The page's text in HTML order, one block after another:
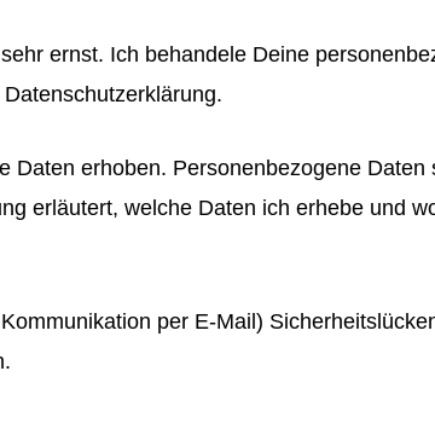
ernst. Ich behandele Deine
erhoben. Personenbezogene Daten
erläutert, welche Daten ich erhebe und
per E-Mail)